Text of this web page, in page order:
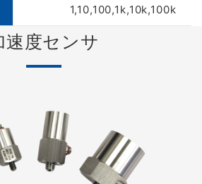
1,10,100,1k,10k,100k
速度センサ